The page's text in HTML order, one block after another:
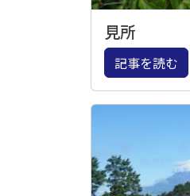
見所
記事を読む